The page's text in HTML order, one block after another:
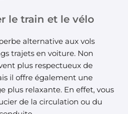
le train et le vélo
alternative aux vols
trajets en voiture. Non
plus respectueux de
il offre également une
plus relaxante. En effet, vous
de la circulation ou du